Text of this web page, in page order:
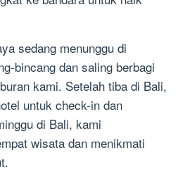
sedang menunggu di
bincang dan saling berbagi
kami. Setelah tiba di Bali,
untuk check-in dan
di Bali, kami
wisata dan menikmati